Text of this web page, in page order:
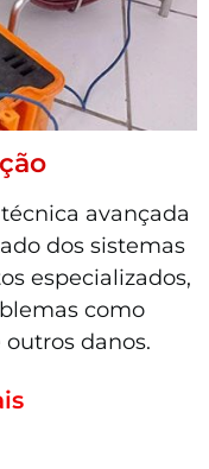
avançada
dos sistemas
especializados,
como
danos.